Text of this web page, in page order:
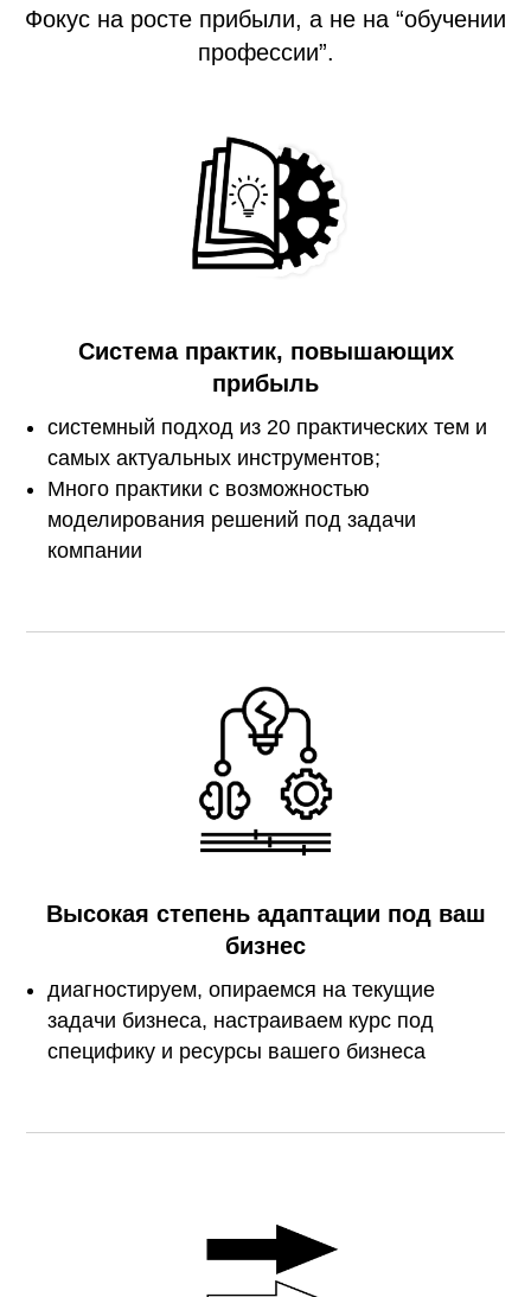
Фокус на росте прибыли, а не на “обучении
профессии”.
Система практик, повышающих
прибыль
системный подход из 20 практических тем и
самых актуальных инструментов;
Много практики с возможностью
моделирования решений под задачи
компании
Высокая степень адаптации под ваш
бизнес
диагностируем, опираемся на текущие
задачи бизнеса, настраиваем курс под
специфику и ресурсы вашего бизнеса